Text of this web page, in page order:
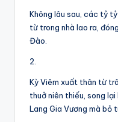
Không lâu sau, các tỷ
từ trong nhà lao ra,
Đào.
2.
Kỳ Viêm xuất thân từ
thuở niên thiếu, song
Lang Gia Vương mà bỏ